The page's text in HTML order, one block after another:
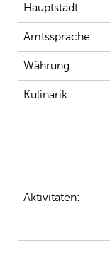
Hauptstadt:
Amtssprache:
Währung:
Kulinarik:
Aktivitäten: